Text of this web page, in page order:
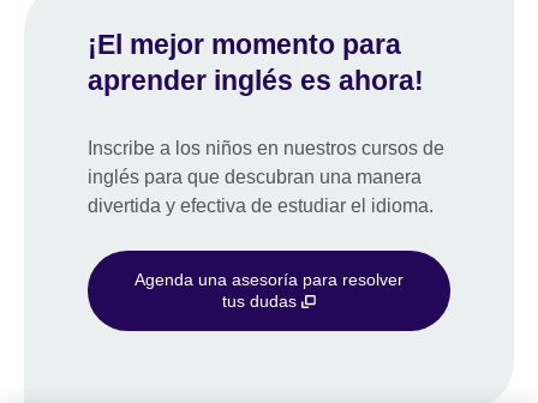
¡El mejor momento para
aprender inglés es ahora!
Inscribe a los niños en nuestros cursos de
inglés para que descubran una manera
divertida y efectiva de estudiar el idioma.
Agenda una asesoría para resolver
tus dudas